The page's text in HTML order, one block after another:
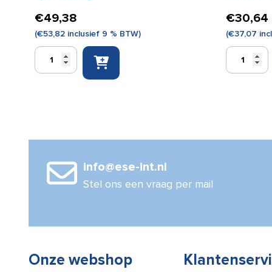
€49,38
(€53,82 inclusief 9 % BTW)
EHBO
aantal
€30,64
(€37,07
medi
aantal
info@ese-int.nl
Stel ons een vraag per mail
Onze webshop